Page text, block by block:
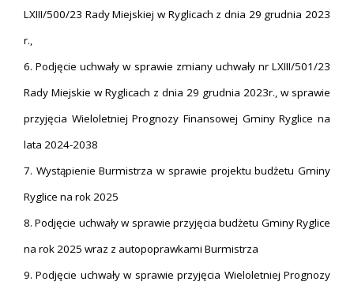
LXIII/500/23 Rady Miejskiej w Ryglicach z dnia 29 grudnia 2023
r.,
6. Podjęcie uchwały w sprawie zmiany uchwały nr LXIII/501/23
Rady Miejskie w Ryglicach z dnia 29 grudnia 2023r., w sprawie
przyjęcia Wieloletniej Prognozy Finansowej Gminy Ryglice na
lata 2024-2038
7. Wystąpienie Burmistrza w sprawie projektu budżetu Gminy
Ryglice na rok 2025
8. Podjęcie uchwały w sprawie przyjęcia budżetu Gminy Ryglice
na rok 2025 wraz z autopoprawkami Burmistrza
9. Podjęcie uchwały w sprawie przyjęcia Wieloletniej Prognozy